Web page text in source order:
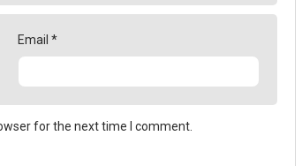
Email *
for the next time I comment.